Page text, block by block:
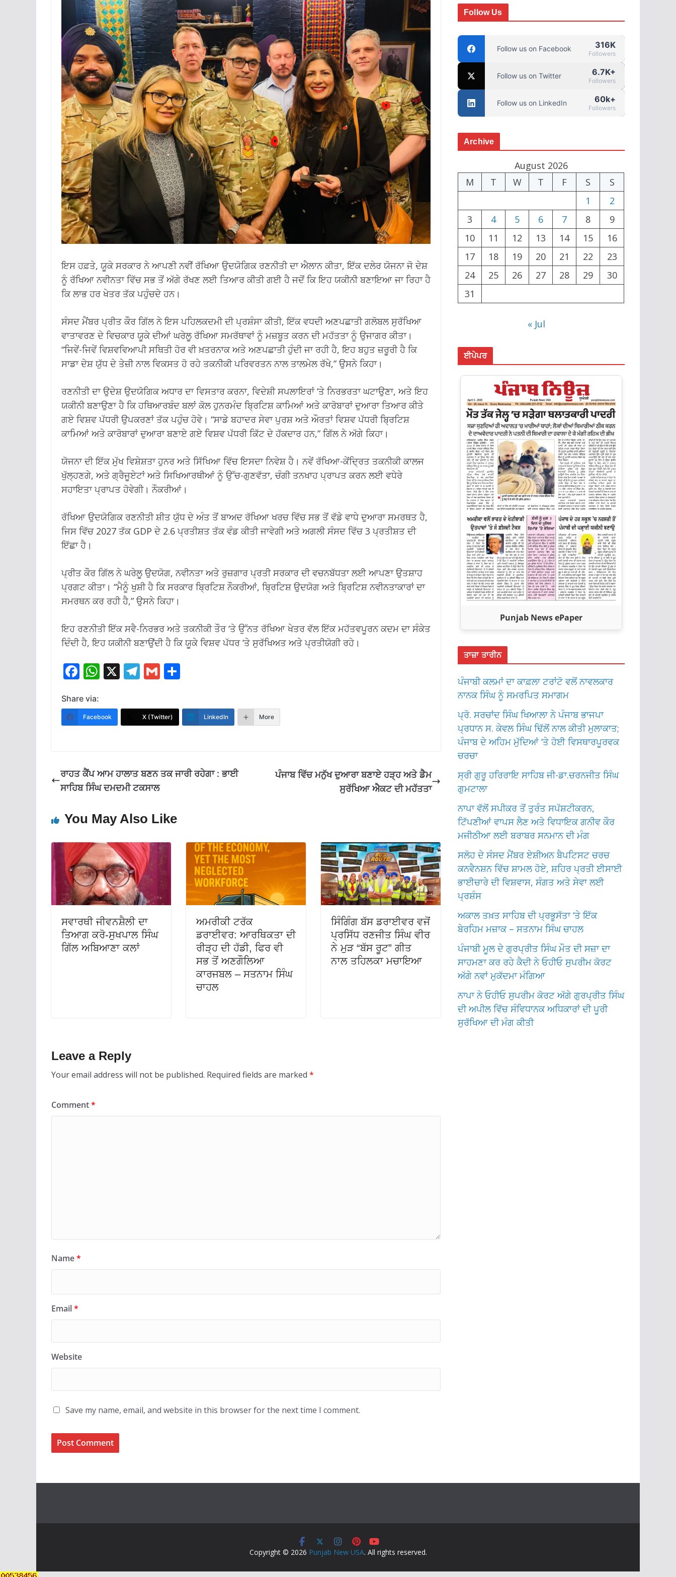
ਇਸ ਹਫ਼ਤੇ, ਯੂਕੇ ਸਰਕਾਰ ਨੇ ਆਪਣੀ ਨਵੀਂ ਰੱਖਿਆ ਉਦਯੋਗਿਕ ਰਣਨੀਤੀ ਦਾ ਐਲਾਨ ਕੀਤਾ, ਇੱਕ ਦਲੇਰ ਯੋਜਨਾ ਜੋ ਦੇਸ਼
ਨੂੰ ਰੱਖਿਆ ਨਵੀਨਤਾ ਵਿੱਚ ਸਭ ਤੋਂ ਅੱਗੇ ਰੱਖਣ ਲਈ ਤਿਆਰ ਕੀਤੀ ਗਈ ਹੈ ਜਦੋਂ ਕਿ ਇਹ ਯਕੀਨੀ ਬਣਾਇਆ ਜਾ ਰਿਹਾ ਹੈ
ਕਿ ਲਾਭ ਹਰ ਖੇਤਰ ਤੱਕ ਪਹੁੰਚਦੇ ਹਨ।
ਸੰਸਦ ਮੈਂਬਰ ਪ੍ਰੀਤ ਕੌਰ ਗਿੱਲ ਨੇ ਇਸ ਪਹਿਲਕਦਮੀ ਦੀ ਪ੍ਰਸ਼ੰਸਾ ਕੀਤੀ, ਇੱਕ ਵਧਦੀ ਅਣਪਛਾਤੀ ਗਲੋਬਲ ਸੁਰੱਖਿਆ
ਵਾਤਾਵਰਣ ਦੇ ਵਿਚਕਾਰ ਯੂਕੇ ਦੀਆਂ ਘਰੇਲੂ ਰੱਖਿਆ ਸਮਰੱਥਾਵਾਂ ਨੂੰ ਮਜ਼ਬੂਤ ​​ਕਰਨ ਦੀ ਮਹੱਤਤਾ ਨੂੰ ਉਜਾਗਰ ਕੀਤਾ।
“ਜਿਵੇਂ-ਜਿਵੇਂ ਵਿਸ਼ਵਵਿਆਪੀ ਸਥਿਤੀ ਹੋਰ ਵੀ ਖ਼ਤਰਨਾਕ ਅਤੇ ਅਣਪਛਾਤੀ ਹੁੰਦੀ ਜਾ ਰਹੀ ਹੈ, ਇਹ ਬਹੁਤ ਜ਼ਰੂਰੀ ਹੈ ਕਿ
ਸਾਡਾ ਦੇਸ਼ ਯੁੱਧ ਦੇ ਤੇਜ਼ੀ ਨਾਲ ਵਿਕਸਤ ਹੋ ਰਹੇ ਤਕਨੀਕੀ ਪਰਿਵਰਤਨ ਨਾਲ ਤਾਲਮੇਲ ਰੱਖੇ,” ਉਸਨੇ ਕਿਹਾ।
ਰਣਨੀਤੀ ਦਾ ਉਦੇਸ਼ ਉਦਯੋਗਿਕ ਅਧਾਰ ਦਾ ਵਿਸਤਾਰ ਕਰਨਾ, ਵਿਦੇਸ਼ੀ ਸਪਲਾਇਰਾਂ ‘ਤੇ ਨਿਰਭਰਤਾ ਘਟਾਉਣਾ, ਅਤੇ ਇਹ
ਯਕੀਨੀ ਬਣਾਉਣਾ ਹੈ ਕਿ ਹਥਿਆਰਬੰਦ ਬਲਾਂ ਕੋਲ ਹੁਨਰਮੰਦ ਬ੍ਰਿਟਿਸ਼ ਕਾਮਿਆਂ ਅਤੇ ਕਾਰੋਬਾਰਾਂ ਦੁਆਰਾ ਤਿਆਰ ਕੀਤੇ
ਗਏ ਵਿਸ਼ਵ ਪੱਧਰੀ ਉਪਕਰਣਾਂ ਤੱਕ ਪਹੁੰਚ ਹੋਵੇ। “ਸਾਡੇ ਬਹਾਦਰ ਸੇਵਾ ਪੁਰਸ਼ ਅਤੇ ਔਰਤਾਂ ਵਿਸ਼ਵ ਪੱਧਰੀ ਬ੍ਰਿਟਿਸ਼
ਕਾਮਿਆਂ ਅਤੇ ਕਾਰੋਬਾਰਾਂ ਦੁਆਰਾ ਬਣਾਏ ਗਏ ਵਿਸ਼ਵ ਪੱਧਰੀ ਕਿੱਟ ਦੇ ਹੱਕਦਾਰ ਹਨ,” ਗਿੱਲ ਨੇ ਅੱਗੇ ਕਿਹਾ।
ਯੋਜਨਾ ਦੀ ਇੱਕ ਮੁੱਖ ਵਿਸ਼ੇਸ਼ਤਾ ਹੁਨਰ ਅਤੇ ਸਿੱਖਿਆ ਵਿੱਚ ਇਸਦਾ ਨਿਵੇਸ਼ ਹੈ। ਨਵੇਂ ਰੱਖਿਆ-ਕੇਂਦ੍ਰਿਤ ਤਕਨੀਕੀ ਕਾਲਜ
ਖੁੱਲ੍ਹਣਗੇ, ਅਤੇ ਗ੍ਰੈਜੂਏਟਾਂ ਅਤੇ ਸਿਖਿਆਰਥੀਆਂ ਨੂੰ ਉੱਚ-ਗੁਣਵੱਤਾ, ਚੰਗੀ ਤਨਖਾਹ ਪ੍ਰਾਪਤ ਕਰਨ ਲਈ ਵਧੇਰੇ
ਸਹਾਇਤਾ ਪ੍ਰਾਪਤ ਹੋਵੇਗੀ। ਨੌਕਰੀਆਂ।
ਰੱਖਿਆ ਉਦਯੋਗਿਕ ਰਣਨੀਤੀ ਸ਼ੀਤ ਯੁੱਧ ਦੇ ਅੰਤ ਤੋਂ ਬਾਅਦ ਰੱਖਿਆ ਖਰਚ ਵਿੱਚ ਸਭ ਤੋਂ ਵੱਡੇ ਵਾਧੇ ਦੁਆਰਾ ਸਮਰਥਤ ਹੈ,
ਜਿਸ ਵਿੱਚ 2027 ਤੱਕ GDP ਦੇ 2.6 ਪ੍ਰਤੀਸ਼ਤ ਤੱਕ ਵੰਡ ਕੀਤੀ ਜਾਵੇਗੀ ਅਤੇ ਅਗਲੀ ਸੰਸਦ ਵਿੱਚ 3 ਪ੍ਰਤੀਸ਼ਤ ਦੀ
ਇੱਛਾ ਹੈ।
ਪ੍ਰੀਤ ਕੌਰ ਗਿੱਲ ਨੇ ਘਰੇਲੂ ਉਦਯੋਗ, ਨਵੀਨਤਾ ਅਤੇ ਰੁਜ਼ਗਾਰ ਪ੍ਰਤੀ ਸਰਕਾਰ ਦੀ ਵਚਨਬੱਧਤਾ ਲਈ ਆਪਣਾ ਉਤਸ਼ਾਹ
ਪ੍ਰਗਟ ਕੀਤਾ। “ਮੈਨੂੰ ਖੁਸ਼ੀ ਹੈ ਕਿ ਸਰਕਾਰ ਬ੍ਰਿਟਿਸ਼ ਨੌਕਰੀਆਂ, ਬ੍ਰਿਟਿਸ਼ ਉਦਯੋਗ ਅਤੇ ਬ੍ਰਿਟਿਸ਼ ਨਵੀਨਤਾਕਾਰਾਂ ਦਾ
ਸਮਰਥਨ ਕਰ ਰਹੀ ਹੈ,” ਉਸਨੇ ਕਿਹਾ।
ਇਹ ਰਣਨੀਤੀ ਇੱਕ ਸਵੈ-ਨਿਰਭਰ ਅਤੇ ਤਕਨੀਕੀ ਤੌਰ ‘ਤੇ ਉੱਨਤ ਰੱਖਿਆ ਖੇਤਰ ਵੱਲ ਇੱਕ ਮਹੱਤਵਪੂਰਨ ਕਦਮ ਦਾ ਸੰਕੇਤ
ਦਿੰਦੀ ਹੈ, ਇਹ ਯਕੀਨੀ ਬਣਾਉਂਦੀ ਹੈ ਕਿ ਯੂਕੇ ਵਿਸ਼ਵ ਪੱਧਰ ‘ਤੇ ਸੁਰੱਖਿਅਤ ਅਤੇ ਪ੍ਰਤੀਯੋਗੀ ਰਹੇ।
F
e
b
k
W
at
s
p
X T
e
gr
G
ai
l
ar
e
Share via:
Facebook X (Twitter) LinkedIn More
ਰਾਹਤ ਕੈਂਪ ਆਮ ਹਾਲਾਤ ਬਣਨ ਤਕ ਜਾਰੀ ਰਹੇਗਾ : ਭਾਈ
ਸਾਹਿਬ ਸਿੰਘ ਦਮਦਮੀ ਟਕਸਾਲ
ਪੰਜਾਬ ਵਿੱਚ ਮਨੁੱਖ ਦੁਆਰਾ ਬਣਾਏ ਹੜ੍ਹ ਅਤੇ ਡੈਮ
ਸੁਰੱਖਿਆ ਐਕਟ ਦੀ ਮਹੱਤਤਾ
You May Also Like
ਸਵਾਰਥੀ ਜੀਵਨਸ਼ੈਲੀ ਦਾ
ਤਿਆਗ ਕਰੋ-ਸੁਖਪਾਲ ਸਿੰਘ
ਗਿੱਲ ਅਬਿਆਣਾ ਕਲਾਂ
ਅਮਰੀਕੀ ਟਰੱਕ
ਡਰਾਈਵਰ: ਆਰਥਿਕਤਾ ਦੀ
ਰੀੜ੍ਹ ਦੀ ਹੱਡੀ, ਫਿਰ ਵੀ
ਸਭ ਤੋਂ ਅਣਗੌਲਿਆ
ਕਾਰਜਬਲ – ਸਤਨਾਮ ਸਿੰਘ
ਚਾਹਲ
ਸਿੰਗਿੰਗ ਬੱਸ ਡਰਾਈਵਰ ਵਜੋਂ
ਪ੍ਰਸਿੱਧ ਰਣਜੀਤ ਸਿੰਘ ਵੀਰ
ਨੇ ਮੁੜ “ਬੱਸ ਰੂਟ” ਗੀਤ
ਨਾਲ ਤਹਿਲਕਾ ਮਚਾਇਆ
Leave a Reply
Your email address will not be published. Required fields are marked *
Comment*
Name*
Email*
Website
Save my name, email, and website in this browser for the next time I comment.
Follow Us
Follow us on Facebook 316K
Followers
Follow us on Twitter 6.7K+
Followers
Follow us on LinkedIn 60k+
Followers
Archive
August 2026
M
T W T F S
S
1
2
3
4 5 6 7 8
9
10
11 12 13 14 15
16
17
18 19 20 21 22
23
24
25 26 27 28 29
30
31
« Jul
ਈਪੇਪਰ
Punjab News ePaper
ਤਾਜ਼ਾ ਤਾਰੀਨ
ਪੰਜਾਬੀ ਕਲਮਾਂ ਦਾ ਕਾਫ਼ਲਾ ਟਰਾਂਟੋ ਵਲੋਂ ਨਾਵਲਕਾਰ
ਨਾਨਕ ਸਿੰਘ ਨੂੰ ਸਮਰਪਿਤ ਸਮਾਗਮ
ਪ੍ਰੋ. ਸਰਚਾਂਦ ਸਿੰਘ ਖਿਆਲਾ ਨੇ ਪੰਜਾਬ ਭਾਜਪਾ
ਪ੍ਰਧਾਨ ਸ. ਕੇਵਲ ਸਿੰਘ ਢਿੱਲੋਂ ਨਾਲ ਕੀਤੀ ਮੁਲਾਕਾਤ;
ਪੰਜਾਬ ਦੇ ਅਹਿਮ ਮੁੱਦਿਆਂ ‘ਤੇ ਹੋਈ ਵਿਸਥਾਰਪੂਰਵਕ
ਚਰਚਾ
ਸ੍ਰੀ ਗੁਰੂ ਹਰਿਰਾਇ ਸਾਹਿਬ ਜੀ-ਡਾ.ਚਰਨਜੀਤ ਸਿੰਘ
ਗੁਮਟਾਲਾ
ਨਾਪਾ ਵੱਲੋਂ ਸਪੀਕਰ ਤੋਂ ਤੁਰੰਤ ਸਪੱਸ਼ਟੀਕਰਨ,
ਟਿੱਪਣੀਆਂ ਵਾਪਸ ਲੈਣ ਅਤੇ ਵਿਧਾਇਕ ਗਨੀਵ ਕੌਰ
ਮਜੀਠੀਆ ਲਈ ਬਰਾਬਰ ਸਨਮਾਨ ਦੀ ਮੰਗ
ਸਲੋਹ ਦੇ ਸੰਸਦ ਮੈਂਬਰ ਏਸ਼ੀਅਨ ਬੈਪਟਿਸਟ ਚਰਚ
ਕਨਵੈਨਸ਼ਨ ਵਿੱਚ ਸ਼ਾਮਲ ਹੋਏ, ਸ਼ਹਿਰ ਪ੍ਰਤੀ ਈਸਾਈ
ਭਾਈਚਾਰੇ ਦੀ ਵਿਸ਼ਵਾਸ, ਸੰਗਤ ਅਤੇ ਸੇਵਾ ਲਈ
ਪ੍ਰਸ਼ੰਸ
ਅਕਾਲ ਤਖ਼ਤ ਸਾਹਿਬ ਦੀ ਪ੍ਰਭੂਸੱਤਾ ‘ਤੇ ਇੱਕ
ਬੇਰਹਿਮ ਮਜ਼ਾਕ – ਸਤਨਾਮ ਸਿੰਘ ਚਾਹਲ
ਪੰਜਾਬੀ ਮੂਲ ਦੇ ਗੁਰਪ੍ਰੀਤ ਸਿੰਘ ਮੌਤ ਦੀ ਸਜ਼ਾ ਦਾ
ਸਾਹਮਣਾ ਕਰ ਰਹੇ ਕੈਦੀ ਨੇ ਓਹੀਓ ਸੁਪਰੀਮ ਕੋਰਟ
ਅੱਗੇ ਨਵਾਂ ਮੁਕੱਦਮਾ ਮੰਗਿਆ
ਨਾਪਾ ਨੇ ਓਹੀਓ ਸੁਪਰੀਮ ਕੋਰਟ ਅੱਗੇ ਗੁਰਪ੍ਰੀਤ ਸਿੰਘ
ਦੀ ਅਪੀਲ ਵਿੱਚ ਸੰਵਿਧਾਨਕ ਅਧਿਕਾਰਾਂ ਦੀ ਪੂਰੀ
ਸੁਰੱਖਿਆ ਦੀ ਮੰਗ ਕੀਤੀ
Copyright © 2026 Punjab New USA. All rights reserved.